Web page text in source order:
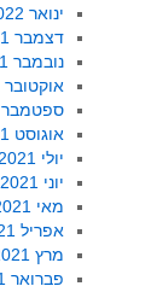
ינואר 2022
דצמבר 2021
נובמבר 2021
אוקטובר 2021
ספטמבר 2021
אוגוסט 2021
יולי 2021
יוני 2021
מאי 2021
אפריל 2021
מרץ 2021
פברואר 2021